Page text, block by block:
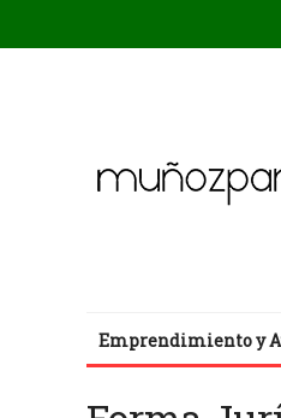
Emprendimiento y